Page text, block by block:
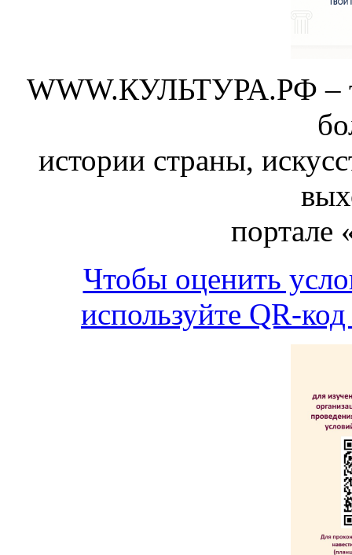
WWW.КУЛЬТУРА.РФ –
истории страны,
портале
Чтобы оценить
используйте QR-